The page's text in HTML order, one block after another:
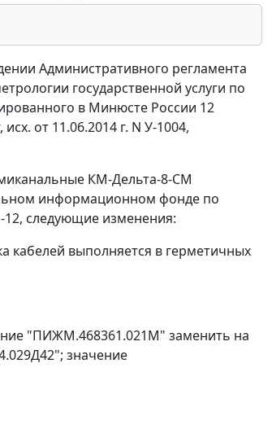
Административного регламента
государственной услуги по
в Минюсте России 12
от 11.06.2014 г. N У-1004,
КМ-Дельта-8-СМ
информационном фонде по
12, следующие изменения:
кабелей выполняется в герметичных
"ПИЖМ.468361.021М" заменить на
значение